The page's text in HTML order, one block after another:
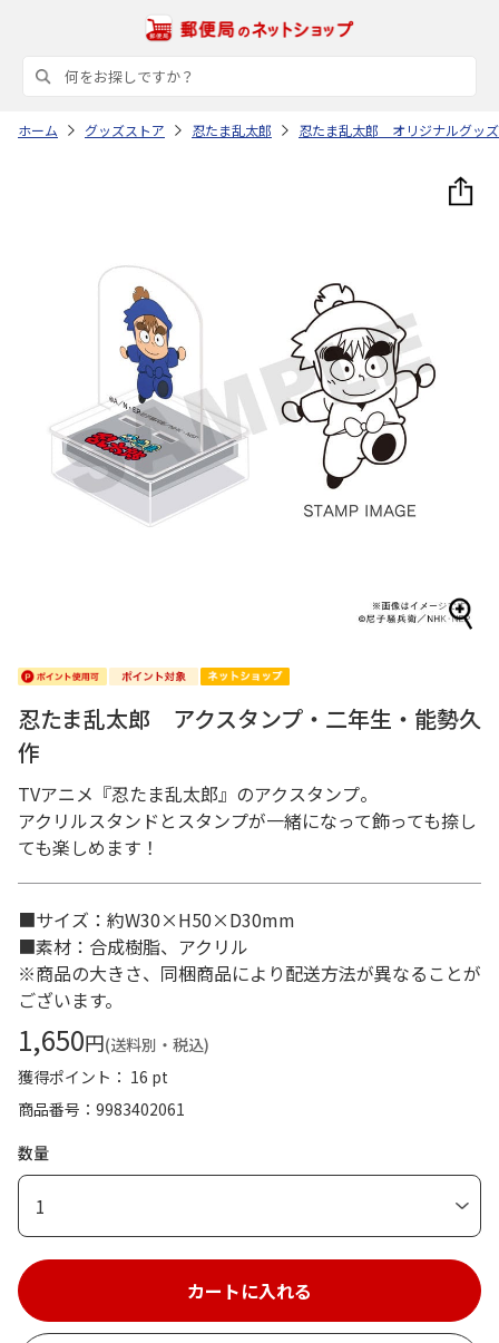
ホーム グッズストア 忍たま乱太郎 忍たま乱太郎 オリジナルグッズ
忍たま乱太郎 アクスタンプ・二年生・能勢久
作
TVアニメ『忍たま乱太郎』のアクスタンプ。
アクリルスタンドとスタンプが一緒になって飾っても捺し
ても楽しめます！
■サイズ：約W30×H50×D30mm
■素材：合成樹脂、アクリル
※商品の大きさ、同梱商品により配送方法が異なることが
ございます。
1,650円(送料別・税込)
獲得ポイント： 16 pt
商品番号
9983402061
数量
1